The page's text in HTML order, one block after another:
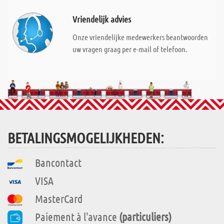
Vriendelijk advies
Onze vriendelijke medewerkers beantwoorden
uw vragen graag per e-mail of telefoon.
BETALINGSMOGELIJKHEDEN:
Bancontact
VISA
MasterCard
Paiement à l'avance (particuliers)